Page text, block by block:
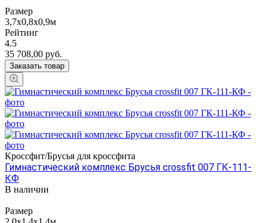
Размер
3,7х0,8х0,9м
Рейтинг
4.5
35 708,00 руб.
Заказать товар
Кроссфит/Брусья для кроссфита
Гимнастический комплекс Брусья crossfit 007 ГК-111-
КФ
В наличии
Размер